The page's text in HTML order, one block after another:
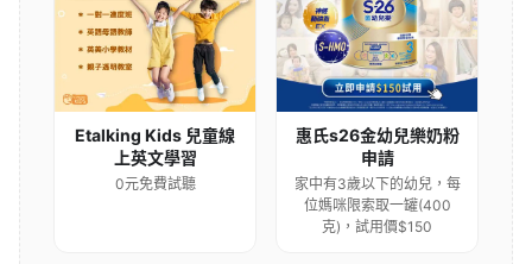
Etalking Kids 兒童線
上英文學習
0元免費試聽
惠氏s26金幼兒樂奶粉
申請
家中有3歲以下的幼兒，每
位媽咪限索取一罐(400
克)，試用價$150